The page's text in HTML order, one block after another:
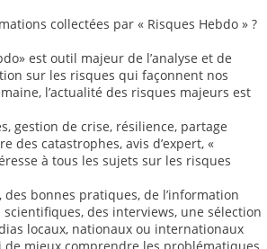
collectées par « Risques Hebdo » ?
est outil majeur de l’analyse et de
sur les risques qui façonnent nos
l’actualité des risques majeurs est
gestion de crise, résilience, partage
des catastrophes, avis d’expert, «
à tous les sujets sur les risques
des bonnes pratiques, de l’information
des interviews, une sélection
locaux, nationaux ou internationaux